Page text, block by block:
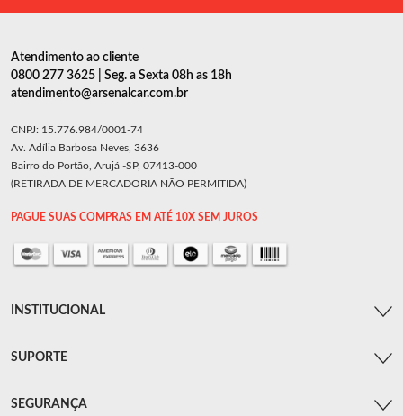
Atendimento ao cliente
0800 277 3625 | Seg. a Sexta 08h as 18h
atendimento@arsenalcar.com.br
CNPJ: 15.776.984/0001-74
Av. Adília Barbosa Neves, 3636
Bairro do Portão, Arujá -SP, 07413-000
(RETIRADA DE MERCADORIA NÃO PERMITIDA)
PAGUE SUAS COMPRAS EM ATÉ 10X SEM JUROS
INSTITUCIONAL
SUPORTE
SEGURANÇA